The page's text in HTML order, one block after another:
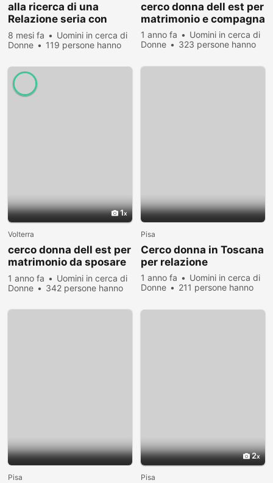
alla ricerca di una
Relazione seria con
ragazze italiane single
della Toscana
8 mesi fa
Uomini in cerca di
Donne
119 persone hanno
cerco donna dell est per
matrimonio e compagna
1 anno fa
Uomini in cerca di
Donne
323 persone hanno
1
Volterra
cerco donna dell est per
matrimonio da sposare
e creare figlioli bambini
1 anno fa
Uomini in cerca di
Donne
342 persone hanno
Pisa
Cerco donna in Toscana
per relazione
1 anno fa
Uomini in cerca di
Donne
211 persone hanno
Pisa
2
Pisa